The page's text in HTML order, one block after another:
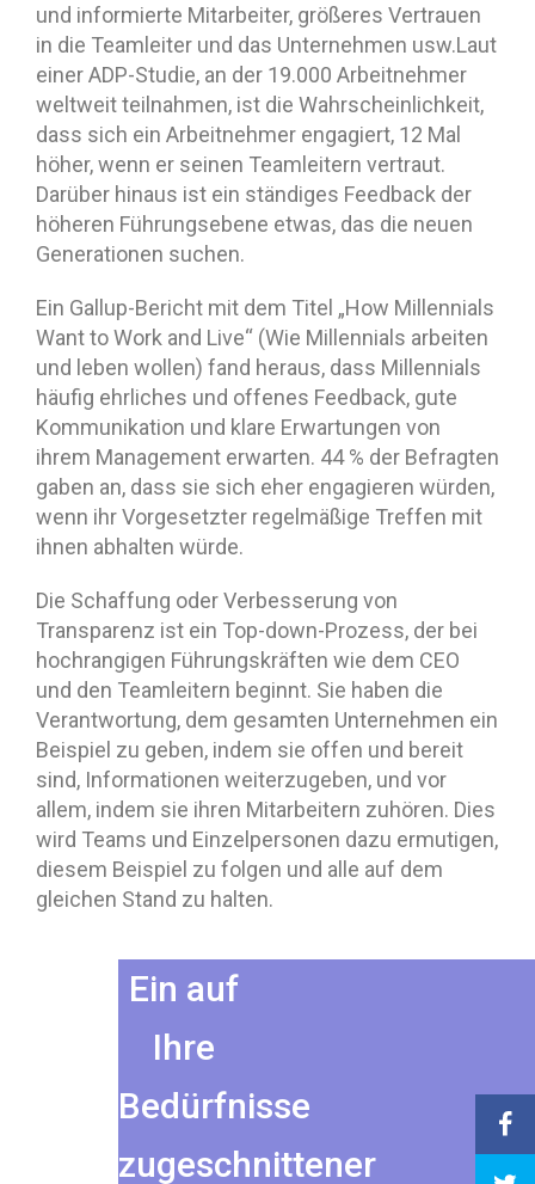
und informierte Mitarbeiter, größeres Vertrauen
in die Teamleiter und das Unternehmen usw.Laut
einer ADP-Studie, an der 19.000 Arbeitnehmer
weltweit teilnahmen, ist die Wahrscheinlichkeit,
dass sich ein Arbeitnehmer engagiert, 12 Mal
höher, wenn er seinen Teamleitern vertraut.
Darüber hinaus ist ein ständiges Feedback der
höheren Führungsebene etwas, das die neuen
Generationen suchen.
Ein Gallup-Bericht mit dem Titel „How Millennials
Want to Work and Live“ (Wie Millennials arbeiten
und leben wollen) fand heraus, dass Millennials
häufig ehrliches und offenes Feedback, gute
Kommunikation und klare Erwartungen von
ihrem Management erwarten. 44 % der Befragten
gaben an, dass sie sich eher engagieren würden,
wenn ihr Vorgesetzter regelmäßige Treffen mit
ihnen abhalten würde.
Die Schaffung oder Verbesserung von
Transparenz ist ein Top-down-Prozess, der bei
hochrangigen Führungskräften wie dem CEO
und den Teamleitern beginnt. Sie haben die
Verantwortung, dem gesamten Unternehmen ein
Beispiel zu geben, indem sie offen und bereit
sind, Informationen weiterzugeben, und vor
allem, indem sie ihren Mitarbeitern zuhören. Dies
wird Teams und Einzelpersonen dazu ermutigen,
diesem Beispiel zu folgen und alle auf dem
gleichen Stand zu halten.
Ein auf
Ihre
Bedürfnisse
zugeschnittener